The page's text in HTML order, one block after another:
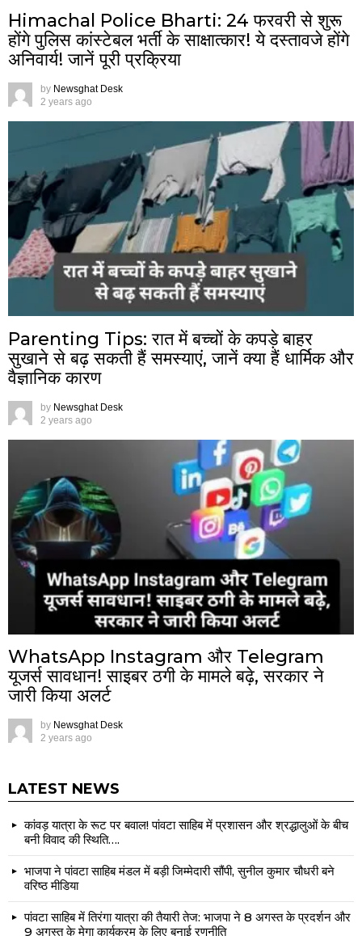
Himachal Police Bharti: 24 फरवरी से शुरू
होंगे पुलिस कांस्टेबल भर्ती के साक्षात्कार! ये दस्तावजे होंगे
अनिवार्य! जानें पूरी प्रक्रिया
by Newsghat Desk
2 years ago
Parenting Tips: रात में बच्चों के कपड़े बाहर
सुखाने से बढ़ सकती हैं समस्याएं, जानें क्या हैं धार्मिक और
वैज्ञानिक कारण
by Newsghat Desk
2 years ago
WhatsApp Instagram और Telegram
यूजर्स सावधान! साइबर ठगी के मामले बढ़े, सरकार ने
जारी किया अलर्ट
by Newsghat Desk
2 years ago
LATEST NEWS
कांवड़ यात्रा के रूट पर बवाल! पांवटा साहिब में प्रशासन और श्रद्धालुओं के बीच
बनी विवाद की स्थिति….
भाजपा ने पांवटा साहिब मंडल में बड़ी जिम्मेदारी सौंपी, सुनील कुमार चौधरी बने
वरिष्ठ मीडिया
पांवटा साहिब में तिरंगा यात्रा की तैयारी तेज: भाजपा ने 8 अगस्त के प्रदर्शन और
9 अगस्त के मेगा कार्यक्रम के लिए बनाई रणनीति